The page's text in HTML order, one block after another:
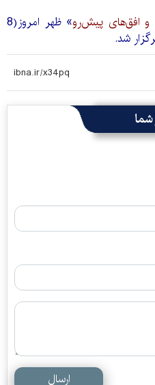
و افق‌های پيش‌رو
» ظهر امروز(8
شد.
ارسال